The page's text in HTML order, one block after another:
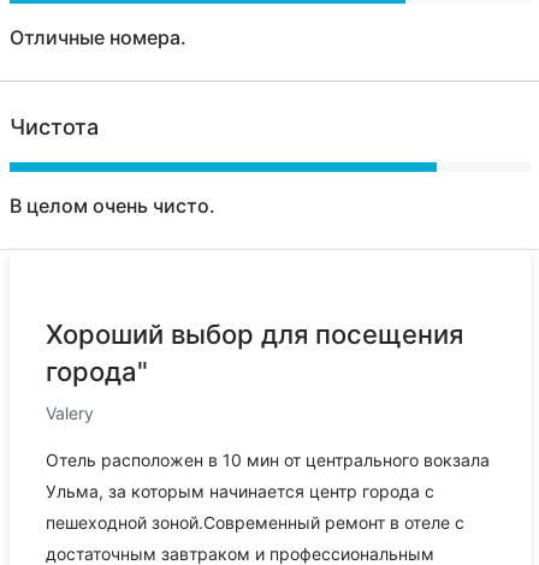
Отличные номера.
Чистота
В целом очень чисто.
Хороший выбор для посещения
города"
Valery
Отель расположен в 10 мин от центрального вокзала
Ульма, за которым начинается центр города с
пешеходной зоной.Современный ремонт в отеле с
достаточным завтраком и профессиональным